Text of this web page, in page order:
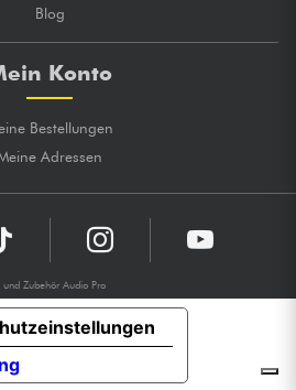
Blog
Konto
Bestellungen
Adressen
Zubehör Audio Pro